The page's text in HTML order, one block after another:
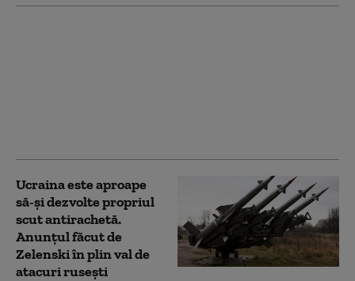
Ucraina este aproape
să-și dezvolte propriul
scut antirachetă.
Anunțul făcut de
Zelenski în plin val de
atacuri rusești